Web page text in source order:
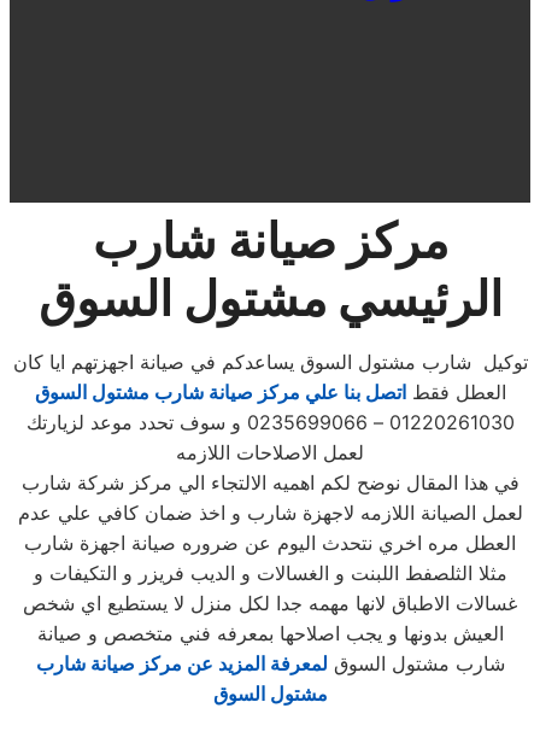
مركز صيانة شارب
الرئيسي مشتول السوق
توكيل شارب مشتول السوق يساعدكم في صيانة اجهزتهم ايا كان
العطل فقطاتصل بنا علي مركز صيانة شارب مشتول السوق
01220261030 – 0235699066 و سوف تحدد موعد لزيارتك
لعمل الاصلاحات اللازمه
في هذا المقال نوضح لكم اهميه الالتجاء الي مركز شركة شارب
لعمل الصيانة اللازمه لاجهزة شارب و اخذ ضمان كافي علي عدم
العطل مره اخري نتحدث اليوم عن ضروره صيانة اجهزة شارب
مثلا الثلصفط اللبنت و الغسالات و الديب فريزر و التكيفات و
غسالات الاطباق لانها مهمه جدا لكل منزل لا يستطيع اي شخص
العيش بدونها و يجب اصلاحها بمعرفه فني متخصص و صيانة
شارب مشتول السوق لمعرفة المزيد عن مركز صيانة شارب
مشتول السوق